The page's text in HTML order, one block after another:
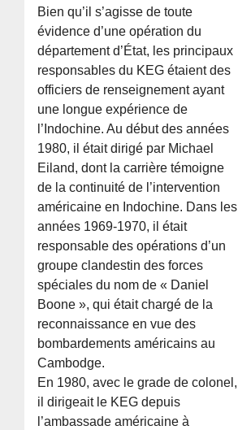
Bien qu’il s’agisse de toute
évidence d’une opération du
département d’État, les principaux
responsables du KEG étaient des
officiers de renseignement ayant
une longue expérience de
l’Indochine. Au début des années
1980, il était dirigé par Michael
Eiland, dont la carrière témoigne
de la continuité de l’intervention
américaine en Indochine. Dans les
années 1969-1970, il était
responsable des opérations d’un
groupe clandestin des forces
spéciales du nom de « Daniel
Boone », qui était chargé de la
reconnaissance en vue des
bombardements américains au
Cambodge.
En 1980, avec le grade de colonel,
il dirigeait le KEG depuis
l’ambassade américaine à